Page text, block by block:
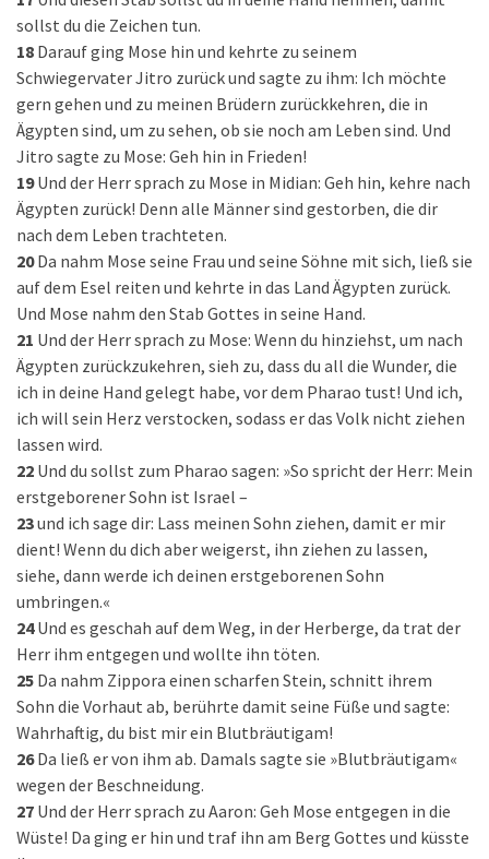
sollst du die Zeichen tun.
18 Darauf ging Mose hin und kehrte zu seinem
Schwiegervater Jitro zurück und sagte zu ihm: Ich möchte
gern gehen und zu meinen Brüdern zurückkehren, die in
Ägypten sind, um zu sehen, ob sie noch am Leben sind. Und
Jitro sagte zu Mose: Geh hin in Frieden!
19 Und der Herr sprach zu Mose in Midian: Geh hin, kehre nach
Ägypten zurück! Denn alle Männer sind gestorben, die dir
nach dem Leben trachteten.
20 Da nahm Mose seine Frau und seine Söhne mit sich, ließ sie
auf dem Esel reiten und kehrte in das Land Ägypten zurück.
Und Mose nahm den Stab Gottes in seine Hand.
21 Und der Herr sprach zu Mose: Wenn du hinziehst, um nach
Ägypten zurückzukehren, sieh zu, dass du all die Wunder, die
ich in deine Hand gelegt habe, vor dem Pharao tust! Und ich,
ich will sein Herz verstocken, sodass er das Volk nicht ziehen
lassen wird.
22 Und du sollst zum Pharao sagen: »So spricht der Herr: Mein
erstgeborener Sohn ist Israel –
23und ich sage dir: Lass meinen Sohn ziehen, damit er mir
dient! Wenn du dich aber weigerst, ihn ziehen zu lassen,
siehe, dann werde ich deinen erstgeborenen Sohn
umbringen.«
24 Und es geschah auf dem Weg, in der Herberge, da trat der
Herr ihm entgegen und wollte ihn töten.
25 Da nahm Zippora einen scharfen Stein, schnitt ihrem
Sohn die Vorhaut ab, berührte damit seine Füße und sagte:
Wahrhaftig, du bist mir ein Blutbräutigam!
26 Da ließ er von ihm ab. Damals sagte sie »Blutbräutigam«
wegen der Beschneidung.
27 Und der Herr sprach zu Aaron: Geh Mose entgegen in die
Wüste! Da ging er hin und traf ihn am Berg Gottes und küsste